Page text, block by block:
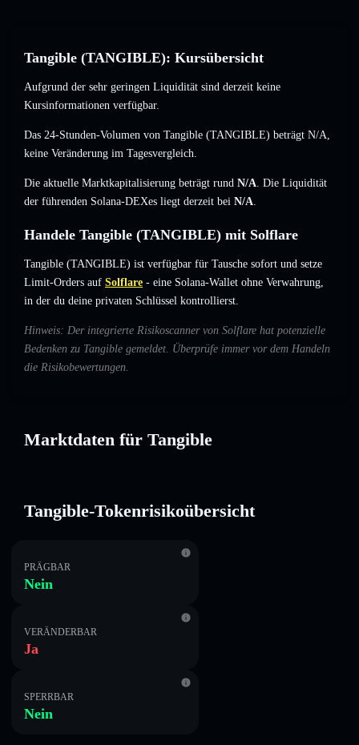
Tangible (TANGIBLE): Kursübersicht
Aufgrund der sehr geringen Liquidität sind derzeit keine
Kursinformationen verfügbar.
Das 24-Stunden-Volumen von Tangible (TANGIBLE) beträgt N/A,
keine Veränderung im Tagesvergleich.
Die aktuelle Marktkapitalisierung beträgt rund N/A. Die Liquidität
der führenden Solana-DEXes liegt derzeit bei N/A.
Handele Tangible (TANGIBLE) mit Solflare
Tangible (TANGIBLE) ist verfügbar für Tausche sofort und setze
Limit-Orders auf Solflare - eine Solana-Wallet ohne Verwahrung,
in der du deine privaten Schlüssel kontrollierst.
Hinweis: Der integrierte Risikoscanner von Solflare hat potenzielle
Bedenken zu Tangible gemeldet. Überprüfe immer vor dem Handeln
die Risikobewertungen.
Marktdaten für Tangible
Tangible-Tokenrisikoübersicht
PRÄGBAR
Nein
VERÄNDERBAR
Ja
SPERRBAR
Nein